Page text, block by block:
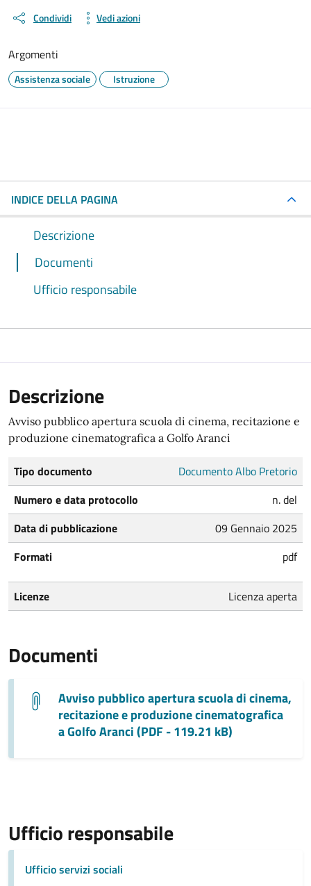
Condividi Vedi azioni
Argomenti
Assistenza sociale Istruzione
INDICE DELLA PAGINA
Descrizione
Documenti
Ufficio responsabile
Descrizione
Avviso pubblico apertura scuola di cinema, recitazione e
produzione cinematografica a Golfo Aranci
Tipo documento
Documento Albo Pretorio
Numero e data protocollo
n. del
Data di pubblicazione
09 Gennaio 2025
Formati
pdf
Licenze Licenza aperta
Documenti
Avviso pubblico apertura scuola di cinema,
recitazione e produzione cinematografica
a Golfo Aranci (PDF - 119.21 kB)
Ufficio responsabile
Ufficio servizi sociali